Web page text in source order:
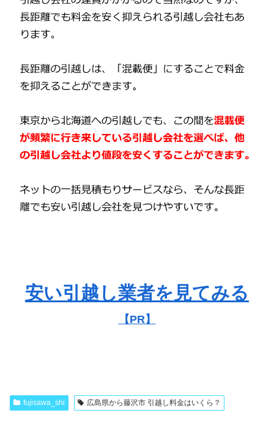
安い引越し業者を見てみる
【PR】
fujisawa_shi 広島県から藤沢市 引越し料金はいくら？